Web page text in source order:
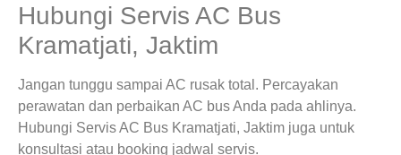
Hubungi Servis AC Bus
Kramatjati, Jaktim
Jangan tunggu sampai AC rusak total. Percayakan
perawatan dan perbaikan AC bus Anda pada ahlinya.
Hubungi Servis AC Bus Kramatjati, Jaktim juga untuk
konsultasi atau booking jadwal servis.